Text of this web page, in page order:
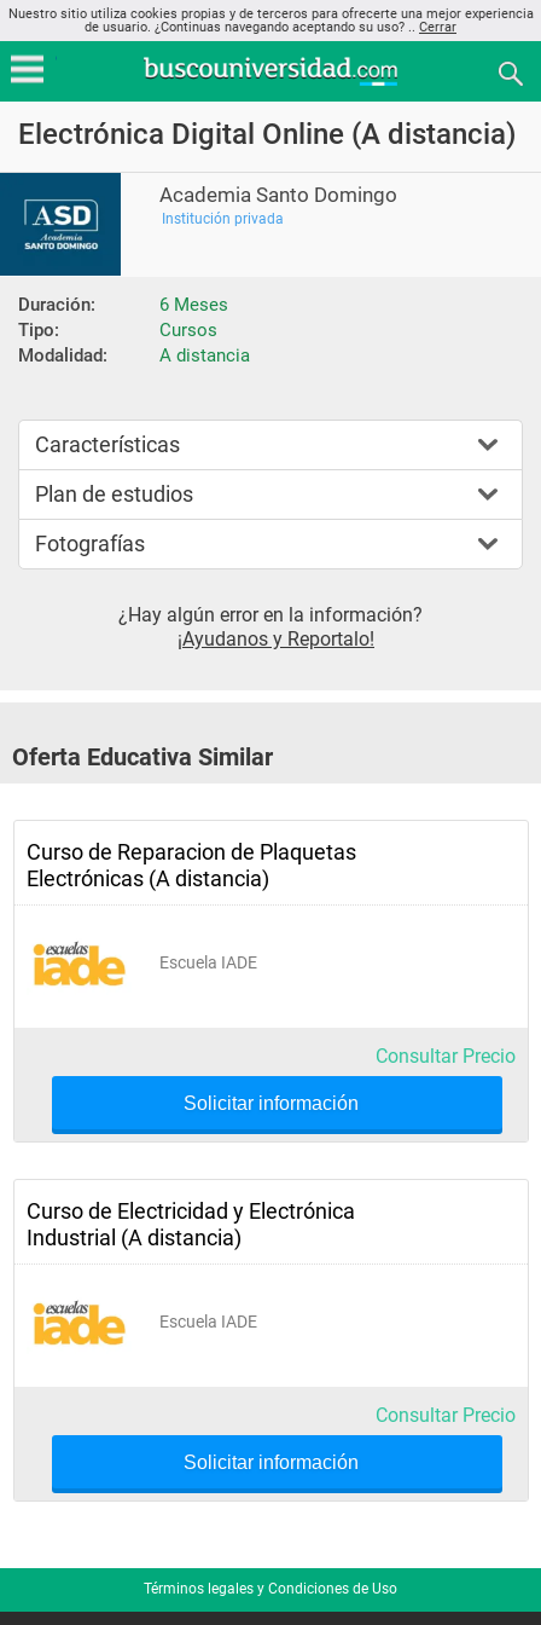
Nuestro sitio utiliza cookies propias y de terceros para ofrecerte una mejor experiencia
de usuario. ¿Continuas navegando aceptando su uso? .. Cerrar
Electrónica Digital Online (A distancia)
Academia Santo Domingo
Institución privada
Duración:
6 Meses
Tipo:
Cursos
Modalidad:
A distancia
Características
Plan de estudios
Fotografías
¿Hay algún error en la información?
¡Ayudanos y Reportalo!
Oferta Educativa Similar
Curso de Reparacion de Plaquetas
Electrónicas (A distancia)
Escuela IADE
Consultar Precio
Solicitar información
Curso de Electricidad y Electrónica
Industrial (A distancia)
Escuela IADE
Consultar Precio
Solicitar información
Términos legales y Condiciones de Uso